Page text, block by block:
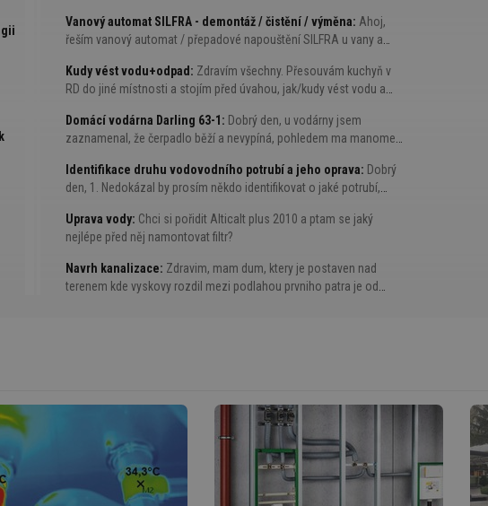
bez vaku, ...
Vanový automat SILFRA - demontáž / čistění / výměna Ahoj,
řeším vanový automat / přepadové napouštění SILFRA u vany a
že napouštění ...
Kudy vést vodu+odpad
Zdravím všechny. Přesouvám kuchyň v
RD do jiné místnosti a stojím před úvahou, jak/kudy vést vodu a
Domácí vodárna Darling 63-1
Dobrý den, u vodárny jsem
zaznamenal, že čerpadlo běží a nevypíná, pohledem ma manometr
Identifikace druhu vodovodního potrubí a jeho oprava
Dobrý
den, 1. Nedokázal by prosím někdo identifikovat o jaké potrubí,
silnou, ...
Uprava vody Chci si pořidit Alticalt plus 2010 a ptam se jaký
nejlépe před něj namontovat filtr?
Navrh kanalizace Zdravim, mam dum, ktery je postaven nad
terenem kde vyskovy rozdil mezi podlahou prvniho patra je od